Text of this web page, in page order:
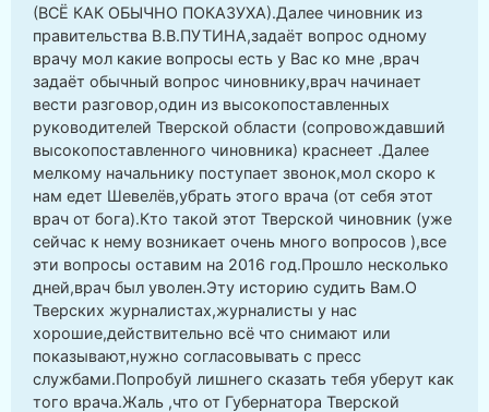
(ВСЁ КАК ОБЫЧНО ПОКАЗУХА).Далее чиновник из
правительства В.В.ПУТИНА,задаёт вопрос одному
врачу мол какие вопросы есть у Вас ко мне ,врач
задаёт обычный вопрос чиновнику,врач начинает
вести разговор,один из высокопоставленных
руководителей Тверской области (сопровождавший
высокопоставленного чиновника) краснеет .Далее
мелкому начальнику поступает звонок,мол скоро к
нам едет Шевелёв,убрать этого врача (от себя этот
врач от бога).Кто такой этот Тверской чиновник (уже
сейчас к нему возникает очень много вопросов ),все
эти вопросы оставим на 2016 год.Прошло несколько
дней,врач был уволен.Эту историю судить Вам.О
Тверских журналистах,журналисты у нас
хорошие,действительно всё что снимают или
показывают,нужно согласовывать с пресс
службами.Попробуй лишнего сказать тебя уберут как
того врача.Жаль ,что от Губернатора Тверской